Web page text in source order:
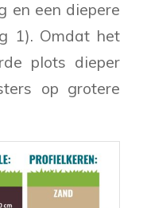
en een diepere
1). Omdat het
plots dieper
op grotere